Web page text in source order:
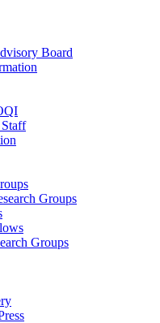
Board
Groups
Groups